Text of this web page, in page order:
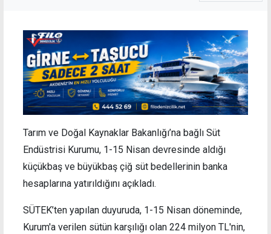
Tarım ve Doğal Kaynaklar Bakanlığı’na bağlı Süt
Endüstrisi Kurumu, 1-15 Nisan devresinde aldığı
küçükbaş ve büyükbaş çiğ süt bedellerinin banka
hesaplarına yatırıldığını açıkladı.
SÜTEK’ten yapılan duyuruda, 1-15 Nisan döneminde,
Kurum'a verilen sütün karşılığı olan 224 milyon TL'nin,